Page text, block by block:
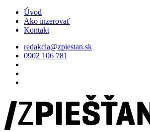
Úvod
Ako inzerovať
Kontakt
redakcia@zpiestan.sk
0902 106 781